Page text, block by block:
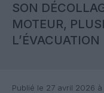
SON
MOTEUR,
L’ÉVACUATION
Publié le 27 avril 2026